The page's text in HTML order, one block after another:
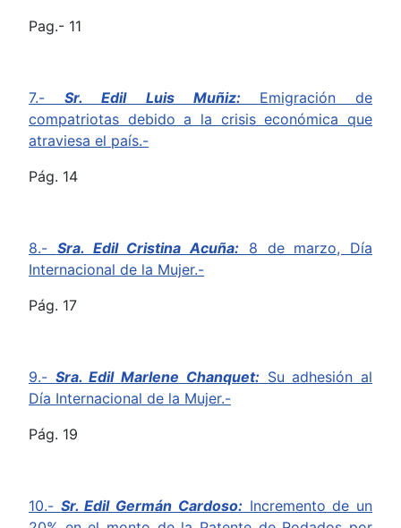
Pag.- 11
7.-Sr. Edil Luis Muñiz: Emigración de
compatriotas debido a la crisis económica que
atraviesa el país.-
Pág. 14
8.- Sra. Edil Cristina Acuña: 8 de marzo, Día
Internacional de la Mujer.-
Pág. 17
9.- Sra. Edil Marlene Chanquet:Su adhesión al
Día Internacional de la Mujer.-
Pág. 19
10.- Sr. Edil Germán Cardoso:Incremento de un